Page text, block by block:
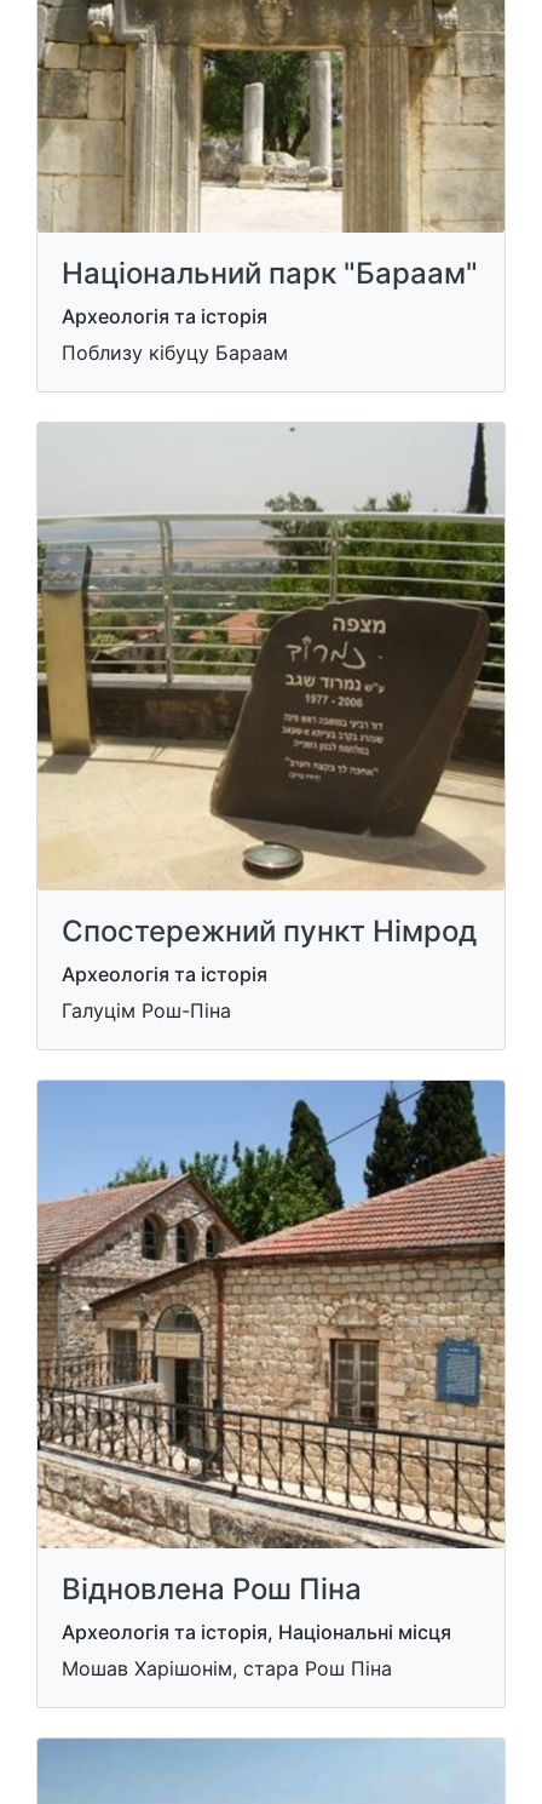
Національний парк "Бараам"
Археологія та історія
Поблизу кібуцу Бараам
Спостережний пункт Німрод
Археологія та історія
Галуцім Рош-Піна
Відновлена Рош Піна
Археологія та історія, Національні місця
Мошав Харішонім, стара Рош Піна